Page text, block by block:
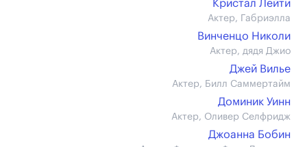
Кристал Лейти
Актер, Габриэлла
Винченцо Николи
Актер, дядя Джио
Джей Вилье
Актер, Билл Саммертайм
Доминик Уинн
Актер, Оливер Селфридж
Джоанна Бобин